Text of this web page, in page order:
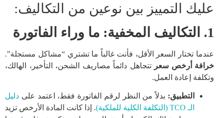
عليك التمييز بين نوعين من التكاليف:
1. التكاليف المخفية: ما وراء الفاتورة
عندما تختار السعر الأقل، فأنت غالباً ما تشتري “مشاكل مستجلة”.
خرافة أرخص سعر تتجاهل دائماً مصاريف الشحن، التأخير، الهالك،
وتكلفة إعادة العمل.
التطبيق: بدلاً من النظر لرقم الفاتورة فقط، اعتمد على دليل
الـ TCO (التكلفة الكلية للملكية)
. إذا كانت المادة الأرخص تزيد